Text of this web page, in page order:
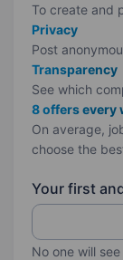
To create and
Privacy
Post
Transparency
See which
8 offers every
On average,
choose the
Your first
No one will